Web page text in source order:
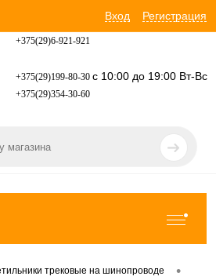
Вход Регистрация
+375(29)6-921-921
+375(29)199-80-30 с 10:00 до 19:00 Вт-Вс
+375(29)354-30-60
трековые на шинопроводе •